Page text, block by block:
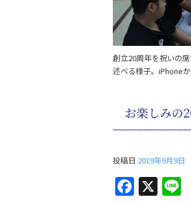
創立20周年を祝いの
述べる様子。iPhone
お楽しみの
投稿日 2019年9月9日
F X